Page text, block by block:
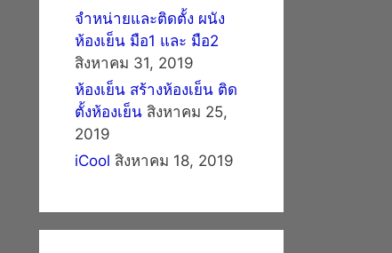
จำหน่ายและติดตั้ง ผนัง
ห้องเย็น มือ1 และ มือ2
สิงหาคม 31, 2019
ห้องเย็น สร้างห้องเย็น ติด
ตั้งห้องเย็น สิงหาคม 25,
2019
iCool สิงหาคม 18, 2019